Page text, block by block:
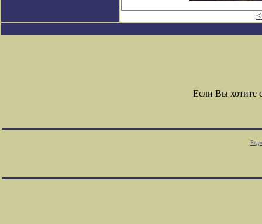
Если Вы хотите